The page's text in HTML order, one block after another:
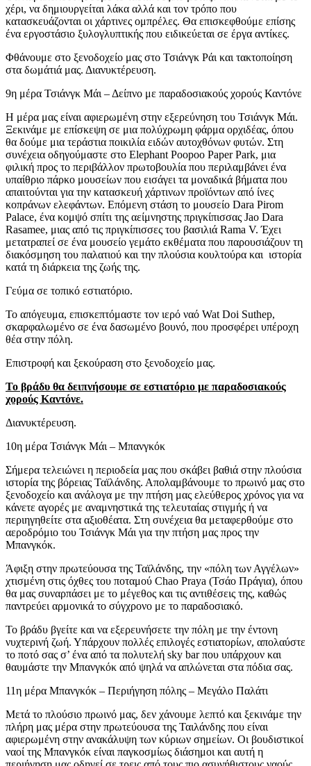
χέρι, να δημιουργείται λάκα αλλά και τον τρόπο που
κατασκευάζονται οι χάρτινες ομπρέλες. Θα επισκεφθούμε επίσης
ένα εργοστάσιο ξυλογλυπτικής που ειδικεύεται σε έργα αντίκες.
Φθάνουμε στο ξενοδοχείο μας στο Τσιάνγκ Ράι και τακτοποίηση
στα δωμάτιά μας. Διανυκτέρευση.
9η μέρα Τσιάνγκ Μάι – Δείπνο με παραδοσιακούς χορούς Καντόνε
Η μέρα μας είναι αφιερωμένη στην εξερεύνηση του Τσιάνγκ Μάι.
Ξεκινάμε με επίσκεψη σε μια πολύχρωμη φάρμα ορχιδέας, όπου
θα δούμε μια τεράστια ποικιλία ειδών αυτοχθόνων φυτών. Στη
συνέχεια οδηγούμαστε στο Elephant Poopoo Paper Park, μια
φιλική προς το περιβάλλον πρωτοβουλία που περιλαμβάνει ένα
υπαίθριο πάρκο μουσείων που εισάγει τα μοναδικά βήματα που
απαιτούνται για την κατασκευή χάρτινων προϊόντων από ίνες
κοπράνων ελεφάντων. Επόμενη στάση το μουσείο Dara Pirom
Palace, ένα κομψό σπίτι της αείμνηστης πριγκίπισσας Jao Dara
Rasamee, μιας από τις πριγκίπισσες του βασιλιά Rama V. Έχει
μετατραπεί σε ένα μουσείο γεμάτο εκθέματα που παρουσιάζουν τη
διακόσμηση του παλατιού και την πλούσια κουλτούρα και ιστορία
κατά τη διάρκεια της ζωής της.
Γεύμα σε τοπικό εστιατόριο.
Το απόγευμα, επισκεπτόμαστε τον ιερό ναό Wat Doi Suthep,
σκαρφαλωμένο σε ένα δασωμένο βουνό, που προσφέρει υπέροχη
θέα στην πόλη.
Επιστροφή και ξεκούραση στο ξενοδοχείο μας.
Το βράδυ θα δειπνήσουμε σε εστιατόριο με παραδοσιακούς
χορούς Καντόνε.
Διανυκτέρευση.
10η μέρα Τσιάνγκ Μάι – Μπανγκόκ
Σήμερα τελειώνει η περιοδεία μας που σκάβει βαθιά στην πλούσια
ιστορία της βόρειας Ταϊλάνδης. Απολαμβάνουμε το πρωινό μας στο
ξενοδοχείο και ανάλογα με την πτήση μας ελεύθερος χρόνος για να
κάνετε αγορές με αναμνηστικά της τελευταίας στιγμής ή να
περιηγηθείτε στα αξιοθέατα. Στη συνέχεια θα μεταφερθούμε στο
αεροδρόμιο του Τσιάνγκ Μάι για την πτήση μας προς την
Μπανγκόκ.
Άφιξη στην πρωτεύουσα της Ταϊλάνδης, την «πόλη των Αγγέλων»
χτισμένη στις όχθες του ποταμού Chao Praya (Τσάο Πράγια), όπου
θα μας συναρπάσει με το μέγεθος και τις αντιθέσεις της, καθώς
παντρεύει αρμονικά το σύγχρονο με το παραδοσιακό.
Το βράδυ βγείτε και να εξερευνήσετε την πόλη με την έντονη
νυχτερινή ζωή. Υπάρχουν πολλές επιλογές εστιατορίων, απολαύστε
το ποτό σας σ’ ένα από τα πολυτελή sky bar που υπάρχουν και
θαυμάστε την Μπανγκόκ από ψηλά να απλώνεται στα πόδια σας.
11η μέρα Μπανγκόκ – Περιήγηση πόλης – Μεγάλο Παλάτι
Μετά το πλούσιο πρωινό μας, δεν χάνουμε λεπτό και ξεκινάμε την
πλήρη μας μέρα στην πρωτεύουσα της Ταιλάνδης που είναι
αφιερωμένη στην ανακάλυψη των κύριων σημείων. Οι βουδιστικοί
ναοί της Μπανγκόκ είναι παγκοσμίως διάσημοι και αυτή η